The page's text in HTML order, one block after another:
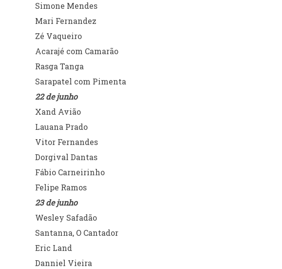
Simone Mendes
Mari Fernandez
Zé Vaqueiro
Acarajé com Camarão
Rasga Tanga
Sarapatel com Pimenta
22 de junho
Xand Avião
Lauana Prado
Vitor Fernandes
Dorgival Dantas
Fábio Carneirinho
Felipe Ramos
23 de junho
Wesley Safadão
Santanna, O Cantador
Eric Land
Danniel Vieira